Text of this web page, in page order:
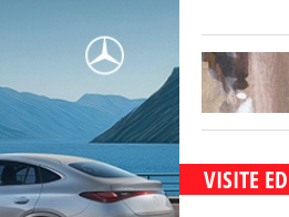
VISITE